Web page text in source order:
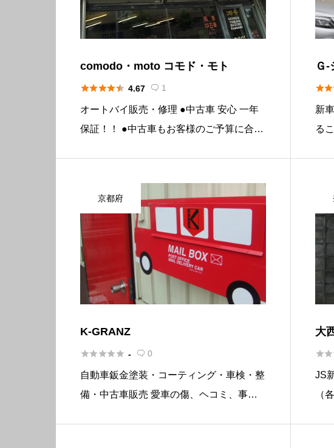
comodo・moto コモド・モト
 4.67  1
オートバイ販売・修理 ●中古車 安心 一年
保証！！ ●中古車もお客様のご予算に合わ
Ｇ

新
る
ト
グ
京都府
K-GRANZ
 -  0
自動車鈑金塗装・コーティング・車検・整
備・中古車販売 愛車の傷、ヘコミ、事故
大

JS
（